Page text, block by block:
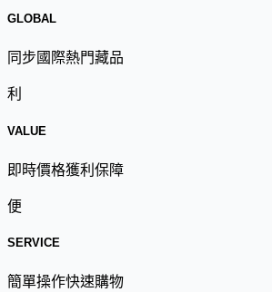
GLOBAL
同步國際熱門藏品
利
VALUE
即時價格獲利保障
便
SERVICE
簡單操作快速購物